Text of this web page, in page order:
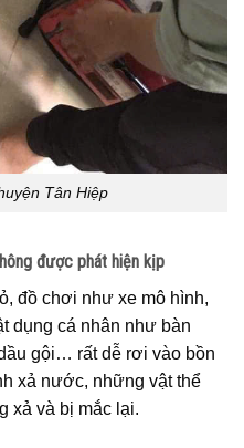
Tân Hiệp
được phát hiện kịp
đồ chơi như xe mô hình,
dụng cá nhân như bàn
gội… rất dễ rơi vào bồn
xả nước, những vật thể
xả và bị mắc lại.